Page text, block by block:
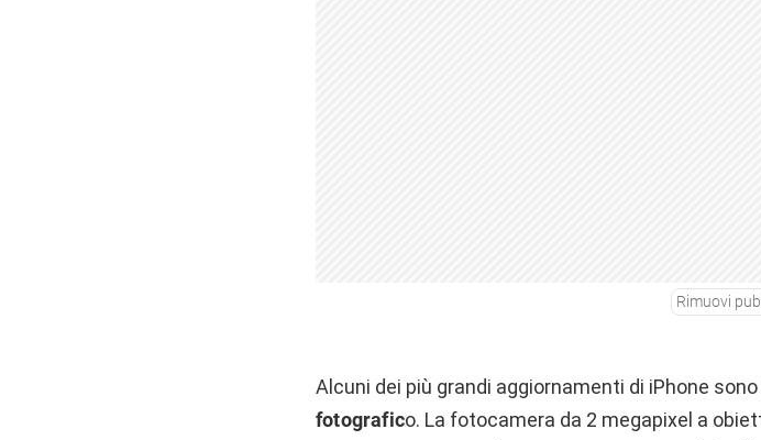
Rimuovi
Alcuni dei più grandi aggiornamenti di iPhone
fotografico. La fotocamera da 2 megapixel a